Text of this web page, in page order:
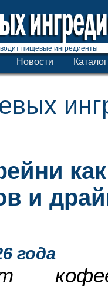
пищевые ингредиенты
Новости
и
года